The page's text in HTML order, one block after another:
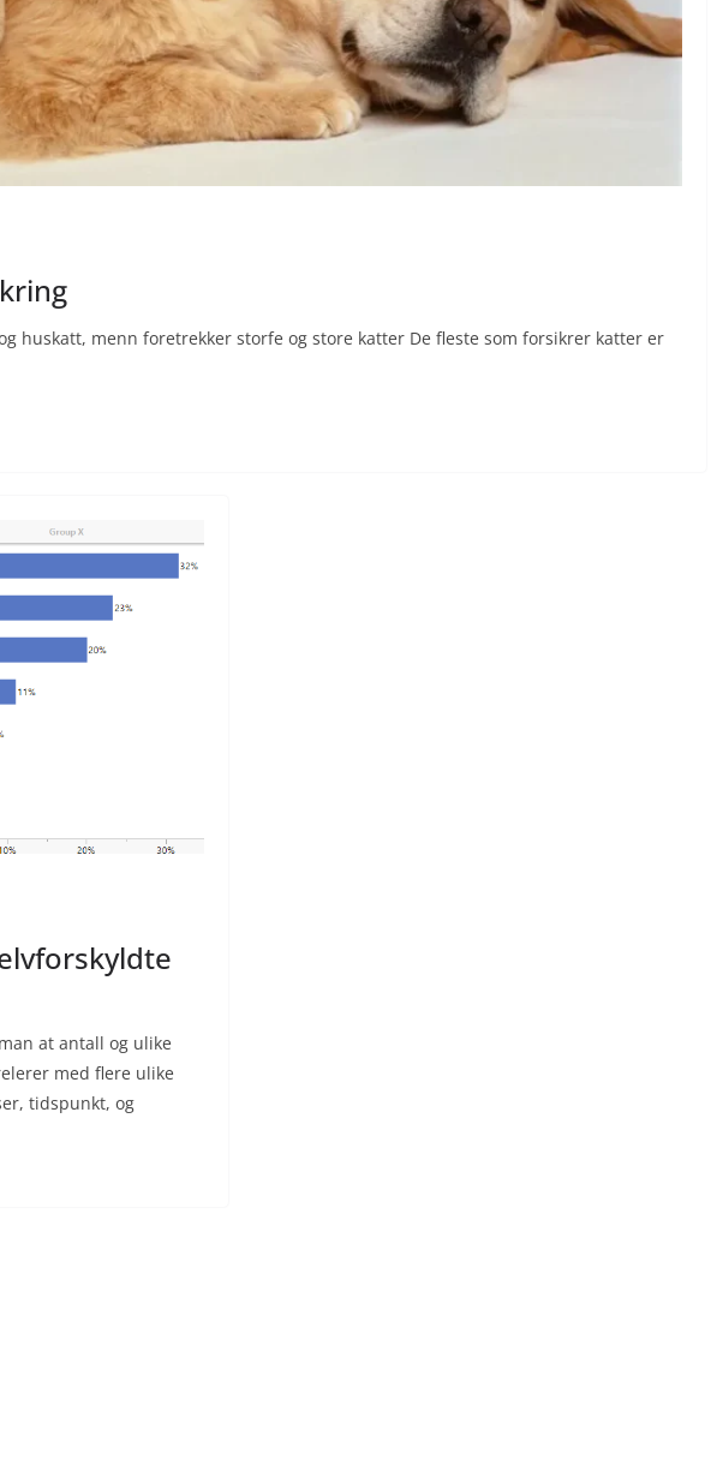
huskatt, menn foretrekker storfe og store katter De fleste som forsikrer katter er
at antall og ulike
med flere ulike
tidspunkt, og